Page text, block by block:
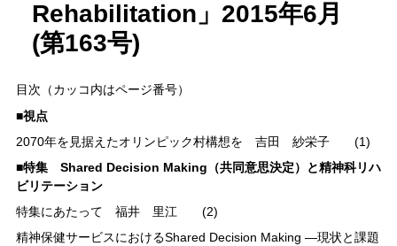
Rehabilitation」2015年6月
(第163号)
目次（カッコ内はページ番号）
■視点
2070年を見据えたオリンピック村構想を 吉田 紗栄子 (1)
■特集 Shared Decision Making（共同意思決定）と精神科リハ
ビリテーション
特集にあたって 福井 里江 (2)
精神保健サービスにおけるShared Decision Making ―現状と課題